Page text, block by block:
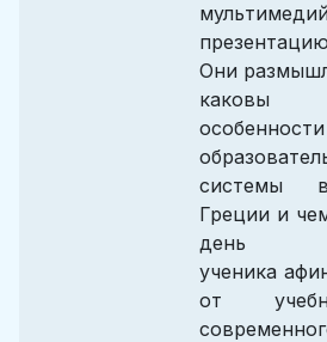
Они
особенности
системы
Греции и
день
ученика
от